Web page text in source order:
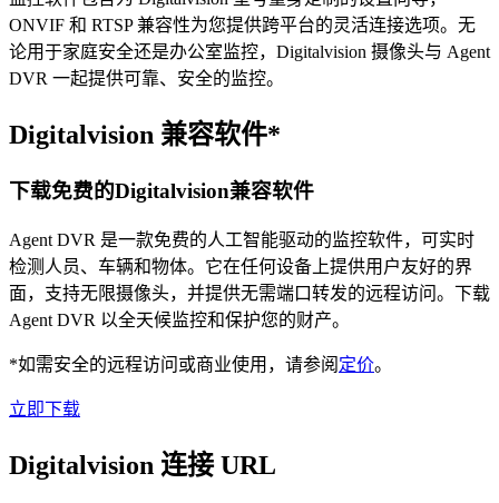
ONVIF 和 RTSP 兼容性为您提供跨平台的灵活连接选项。无
论用于家庭安全还是办公室监控，Digitalvision 摄像头与 Agent
DVR 一起提供可靠、安全的监控。
Digitalvision 兼容软件*
下载免费的Digitalvision兼容软件
Agent DVR 是一款免费的人工智能驱动的监控软件，可实时
检测人员、车辆和物体。它在任何设备上提供用户友好的界
面，支持无限摄像头，并提供无需端口转发的远程访问。下载
Agent DVR 以全天候监控和保护您的财产。
*如需安全的远程访问或商业使用，请参阅 定价。
立即下载
Digitalvision 连接 URL